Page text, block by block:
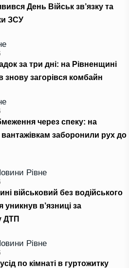
День Військ зв’язку та
ЗСУ
за три дні: на Рівненщині
знову загорівся комбайн
через спеку: на
вантажівкам заборонили рух до
Рівне
військовий без водійського
уникнув в’язниці за
ДТП
Рівне
по кімнаті в гуртожитку